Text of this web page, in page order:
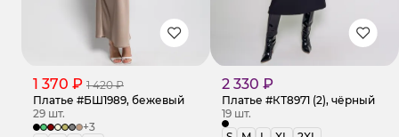
1 370 ₽ 1 420 ₽
Платье #БШ1989, бежевый
29 шт.
+3
2 330 ₽
Платье #КТ8971 (2), чёрный
19 шт.